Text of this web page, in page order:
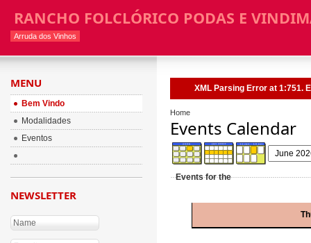
RANCHO FOLCLÓRICO PODAS E
Arruda dos Vinhos
XML Parsing Error at 1:751.
Home
Events Calendar
Events for the
MENU
Bem Vindo
Modalidades
Eventos
NEWSLETTER